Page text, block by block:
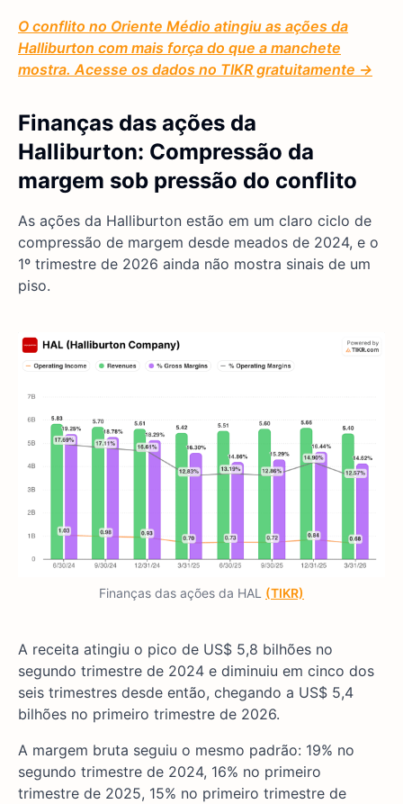
O conflito no Oriente Médio atingiu as ações da
Halliburton com mais força do que a manchete
mostra. Acesse os dados no TIKR gratuitamente →
Finanças das ações da
Halliburton: Compressão da
margem sob pressão do conflito
As ações da Halliburton estão em um claro ciclo de
compressão de margem desde meados de 2024, e o
1º trimestre de 2026 ainda não mostra sinais de um
piso.
Finanças das ações da HAL (TIKR)
A receita atingiu o pico de US$ 5,8 bilhões no
segundo trimestre de 2024 e diminuiu em cinco dos
seis trimestres desde então, chegando a US$ 5,4
bilhões no primeiro trimestre de 2026.
A margem bruta seguiu o mesmo padrão: 19% no
segundo trimestre de 2024, 16% no primeiro
trimestre de 2025, 15% no primeiro trimestre de